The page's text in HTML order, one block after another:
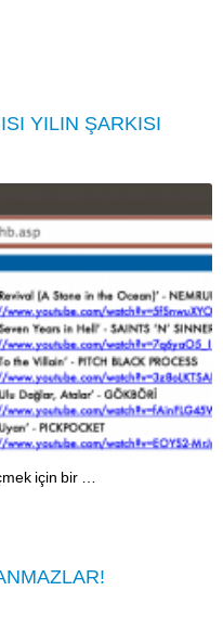
YILIN ŞARKISI
için bir …